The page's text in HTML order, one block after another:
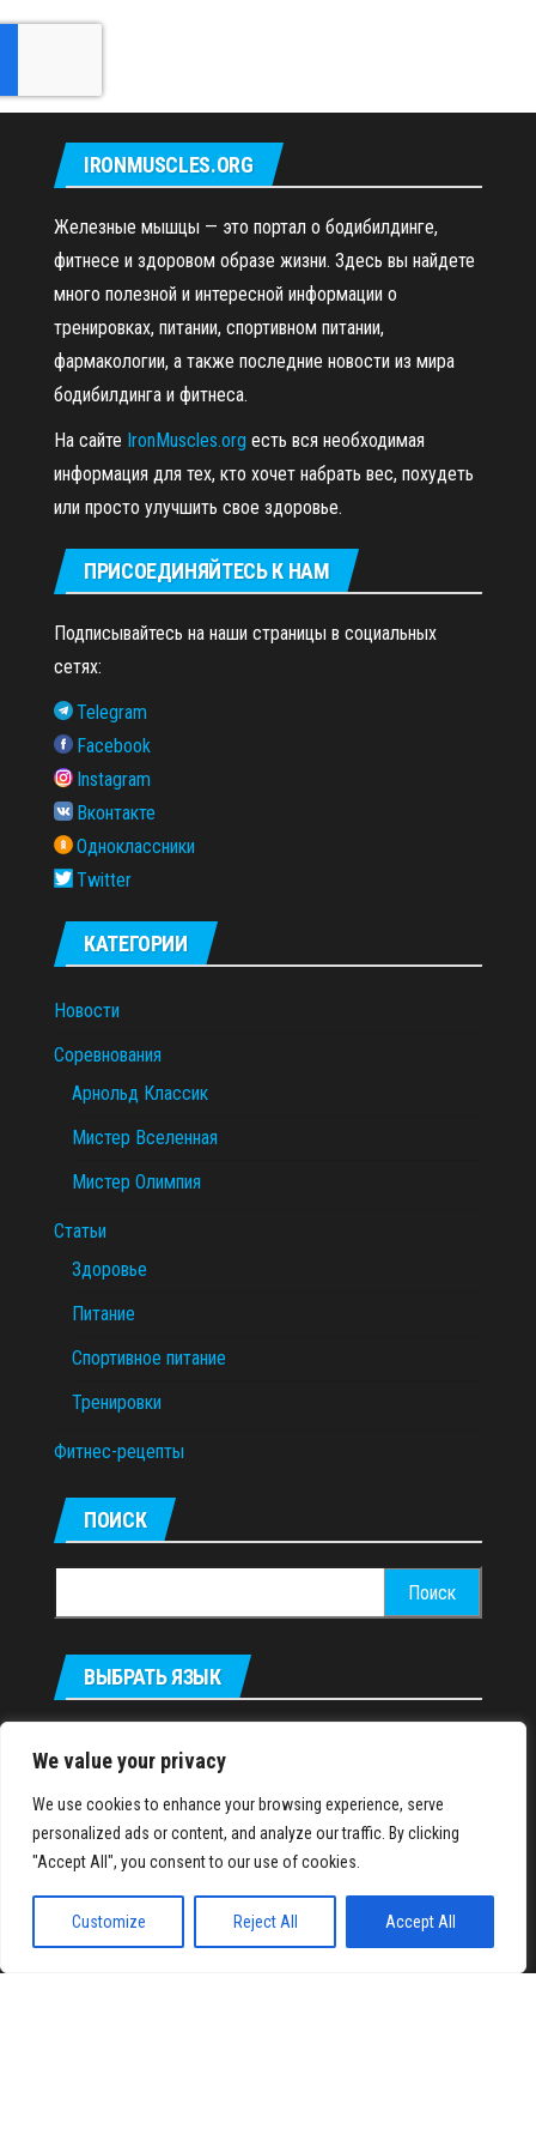
We value your privacy
We use cookies to enhance your browsing experience, serve
personalized ads or content, and analyze our traffic. By clicking
"Accept All", you consent to our use of cookies.
Customize Reject All Accept All
IRONMUSCLES.ORG
Железные мышцы — это портал о бодибилдинге,
фитнесе и здоровом образе жизни. Здесь вы найдете
много полезной и интересной информации о
тренировках, питании, спортивном питании,
фармакологии, а также последние новости из мира
бодибилдинга и фитнеса.
На сайте IronMuscles.org есть вся необходимая
информация для тех, кто хочет набрать вес, похудеть
или просто улучшить свое здоровье.
ПРИСОЕДИНЯЙТЕСЬ К НАМ
Подписывайтесь на наши страницы в социальных
сетях:
Telegram
Facebook
Instagram
Вконтакте
Одноклассники
Twitter
КАТЕГОРИИ
Новости
Соревнования
Арнольд Классик
Мистер Вселенная
Мистер Олимпия
Статьи
Здоровье
Питание
Спортивное питание
Тренировки
Фитнес-рецепты
ПОИСК
ВЫБРАТЬ ЯЗЫК
IronMuscles.org© 2018-2023